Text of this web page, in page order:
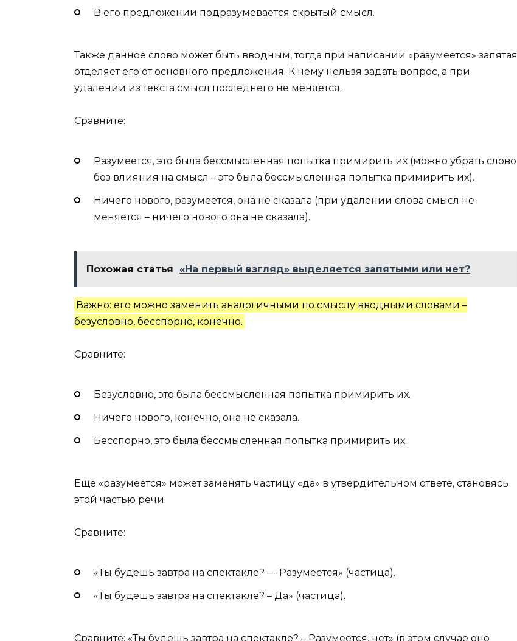
В его предложении подразумевается скрытый смысл.
Также данное слово может быть вводным, тогда при написании «разумеется» запятая
отделяет его от основного предложения. К нему нельзя задать вопрос, а при
удалении из текста смысл последнего не меняется.
Сравните:
Разумеется, это была бессмысленная попытка примирить их (можно убрать слово
без влияния на смысл – это была бессмысленная попытка примирить их).
Ничего нового, разумеется, она не сказала (при удалении слова смысл не
меняется – ничего нового она не сказала).
Похожая статья «На первый взгляд» выделяется запятыми или нет?
Важно: его можно заменить аналогичными по смыслу вводными словами –
безусловно, бесспорно, конечно.
Сравните:
Безусловно, это была бессмысленная попытка примирить их.
Ничего нового, конечно, она не сказала.
Бесспорно, это была бессмысленная попытка примирить их.
Еще «разумеется» может заменять частицу «да» в утвердительном ответе, становясь
этой частью речи.
Сравните:
«Ты будешь завтра на спектакле? — Разумеется» (частица).
«Ты будешь завтра на спектакле? – Да» (частица).
Сравните: «Ты будешь завтра на спектакле? – Разумеется, нет» (в этом случае оно